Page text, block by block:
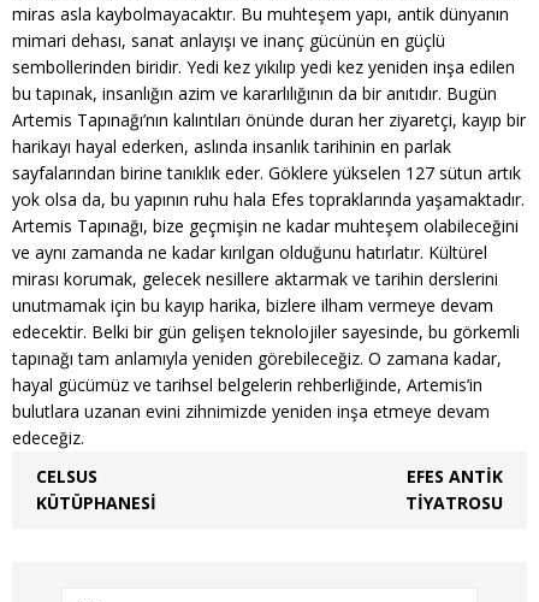
miras asla kaybolmayacaktır. Bu muhteşem yapı, antik dünyanın
mimari dehası, sanat anlayışı ve inanç gücünün en güçlü
sembollerinden biridir. Yedi kez yıkılıp yedi kez yeniden inşa edilen
bu tapınak, insanlığın azim ve kararlılığının da bir anıtıdır. Bugün
Artemis Tapınağı’nın kalıntıları önünde duran her ziyaretçi, kayıp bir
harikayı hayal ederken, aslında insanlık tarihinin en parlak
sayfalarından birine tanıklık eder. Göklere yükselen 127 sütun artık
yok olsa da, bu yapının ruhu hala Efes topraklarında yaşamaktadır.
Artemis Tapınağı, bize geçmişin ne kadar muhteşem olabileceğini
ve aynı zamanda ne kadar kırılgan olduğunu hatırlatır. Kültürel
mirası korumak, gelecek nesillere aktarmak ve tarihin derslerini
unutmamak için bu kayıp harika, bizlere ilham vermeye devam
edecektir. Belki bir gün gelişen teknolojiler sayesinde, bu görkemli
tapınağı tam anlamıyla yeniden görebileceğiz. O zamana kadar,
hayal gücümüz ve tarihsel belgelerin rehberliğinde, Artemis’in
bulutlara uzanan evini zihnimizde yeniden inşa etmeye devam
edeceğiz.
CELSUS
KÜTÜPHANESI
EFES ANTIK
TIYATROSU